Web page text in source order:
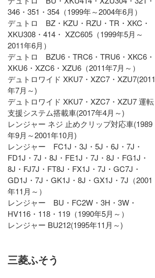
346・351・354（1999年～2004年6月）
デュトロ BZ・KZU・RZU・TR・XKC・
XKU308・414・ XZC605（1999年5月～
2011年6月）
デュトロ BZU6・TRC6・TRU6・XKC6・
XKU6・XZC6・XZU6（2011年7月～）
デュトロワイド XKU7・XZC7・XZU7(2011
年7月～)
デュトロワイド XKU7・XZC7・XZU7 運転
支援システム搭載車(2017年4月～)
レンジャー ネジ 止めクリップ対応車(1989
年9月～2001年10月)
レンジャー FC1J・3J・5J・6J・7J・
FD1J・7J・8J・FE1J・7J・8J・FG1J・
8J・FJ7J・FT8J・FX1J・7J・GC7J・
GD1J・7J・GK1J・8J・GX1J・7J（2001
年11月～）
レンジャー BU・FC2W・3H・3W・
HV116・118・119（1990年5月～）
レンジャー BU212(1995年11月～)
三菱ふそう